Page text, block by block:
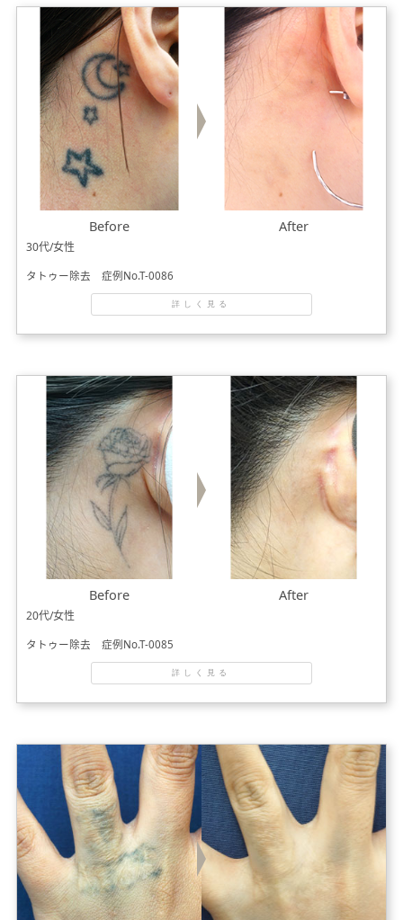
Before After
30代/女性
タトゥー除去 症例No.T-0086
詳しく見る
Before After
20代/女性
タトゥー除去 症例No.T-0085
詳しく見る